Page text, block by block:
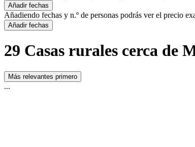
Añadir fechas
Añadiendo fechas y n.º de personas podrás ver el precio
Añadir fechas
29 Casas rurales cerca de
Más relevantes primero
...